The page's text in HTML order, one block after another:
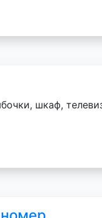
шкаф,